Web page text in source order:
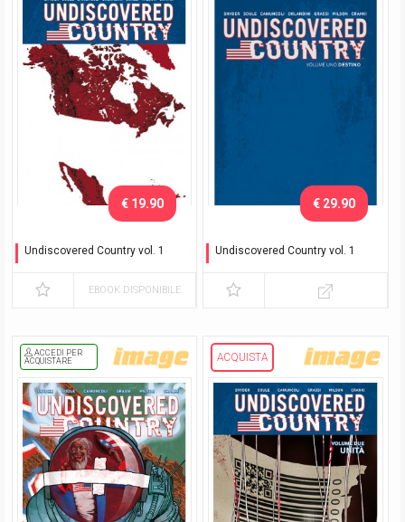
Undiscovered Country vol. 1
€ 19.90
EBOOK DISPONIBILE
Undiscovered Country vol. 1
con cofanetto
€ 29.90
ACCEDI PER
ACQUISTARE
ACQUISTA